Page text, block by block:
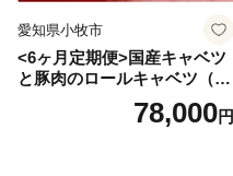
愛知県小牧市
<6ヶ月定期便>国産キャベツ
と豚肉のロールキャベツ（4P
78,000円